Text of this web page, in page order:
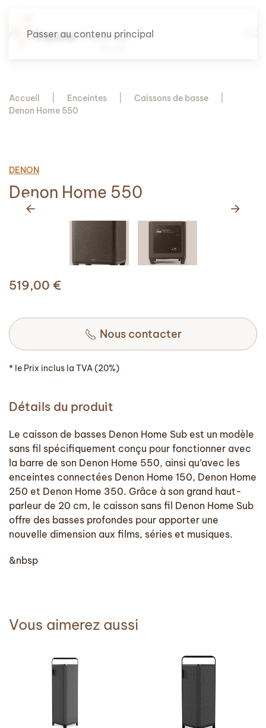
Passer au contenu principal
Accueil Enceintes
Caissons de basse
Denon Home 550
DENON
Denon Home 550
519,00 €
Nous contacter
* le Prix inclus la TVA (20%)
Détails du produit
Le caisson de basses Denon Home Sub est un modèle
sans fil spécifiquement conçu pour fonctionner avec
la barre de son Denon Home 550, ainsi qu’avec les
enceintes connectées Denon Home 150, Denon Home
250 et Denon Home 350. Grâce à son grand haut-
parleur de 20 cm, le caisson sans fil Denon Home Sub
offre des basses profondes pour apporter une
nouvelle dimension aux films, séries et musiques.
&nbsp
Vous aimerez aussi